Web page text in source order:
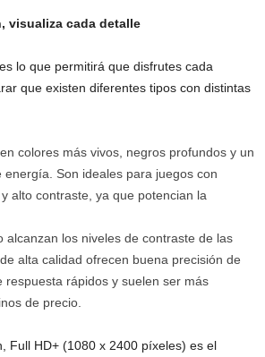
visualiza cada detalle
lo que permitirá que disfrutes cada
que existen diferentes tipos con distintas
colores más vivos, negros profundos y un
energía. Son ideales para juegos con
alto contraste, ya que potencian la
alcanzan los niveles de contraste de las
alta calidad ofrecen buena precisión de
respuesta rápidos y suelen ser más
de precio.
Full HD+ (1080 x 2400 píxeles) es el